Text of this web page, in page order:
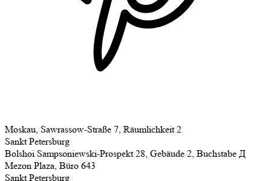
Moskau, Sawrassow-Straße 7, Räumlichkeit 2
Sankt Petersburg
Bolshoi Sampsoniewski-Prospekt 28, Gebäude 2, Buchstabe Д
Mezon Plaza, Büro 643
Sankt Petersburg